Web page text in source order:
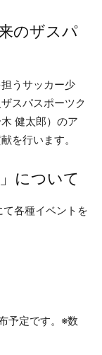
のザスパ
うサッカー少
スパスポーツク
健太郎）のア
を行います。
について
各種イベントを
予定です。※数